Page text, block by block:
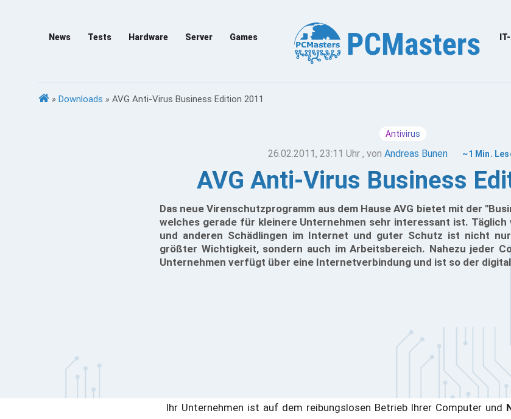
News Tests Hardware Server Games
» Downloads » AVG Anti-Virus Business Edition 2011
Antivirus
26.02.2011, 23:11 Uhr , vonAndreas Bunen ~1 Min.
AVG Anti-Virus Business
Das neue Virenschutzprogramm aus dem Hause AVG bietet mit der
welches gerade für kleinere Unternehmen sehr interessant ist. Täglich
und anderen Schädlingen im Internet und guter Schutz ist nicht
größter Wichtigkeit, sondern auch im Arbeitsbereich. Nahezu jeder
Unternehmen verfügt über eine Internetverbindung und ist so der
Ihr Unternehmen ist auf dem reibungslosen Betrieb Ihrer Computer und